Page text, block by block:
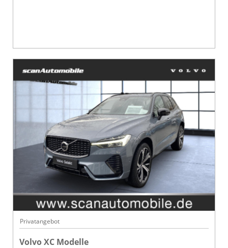
Privatangebot
Volvo XC Modelle